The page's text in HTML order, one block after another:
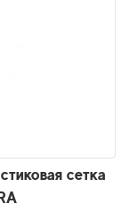
сетка